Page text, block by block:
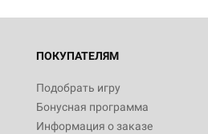
ПОКУПАТЕЛЯМ
Подобрать игру
Бонусная программа
Информация о заказе